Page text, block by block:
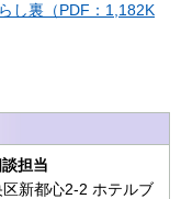
し裏（PDF：1,182K
担当
新都心2‐2 ホテルブ